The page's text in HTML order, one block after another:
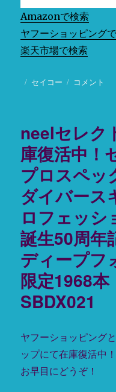
き
腕
時
計
ズ
Amazonで検索
ヤフーショッピング
楽天市場で検索
投 カ
ー
セイコー
Amazon・
シ
ョ
ッ
ピ
グ・
天
市
場
で
販
売
開
始！
イ
限
定
逆
コメント
neelセレク
庫復活中！
プロスペッ
ダイバース
ロフェッシ
誕生50周年
ディープフ
限定1968本
SBDX021
ヤフーショッピング
ップにて在庫復活中！
お早目にどうぞ！